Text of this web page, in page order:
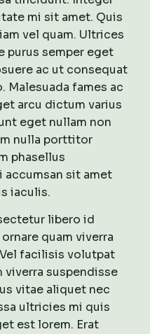
mi sit amet. Quis
vel quam. Ultrices
purus semper eget
ac ut consequat
Malesuada fames ac
arcu dictum varius
eget nullam non
nulla porttitor
phasellus
sit amet
iaculis.
libero id
quam viverra
facilisis volutpat
suspendisse
vitae aliquet nec
ultricies mi quis
est lorem. Erat